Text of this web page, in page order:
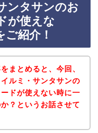
ンタサンのお
が使えな
紹介！
まとめると、今回、
ルミ・サンタサンの
ドが使えない時に一
？というお話させて